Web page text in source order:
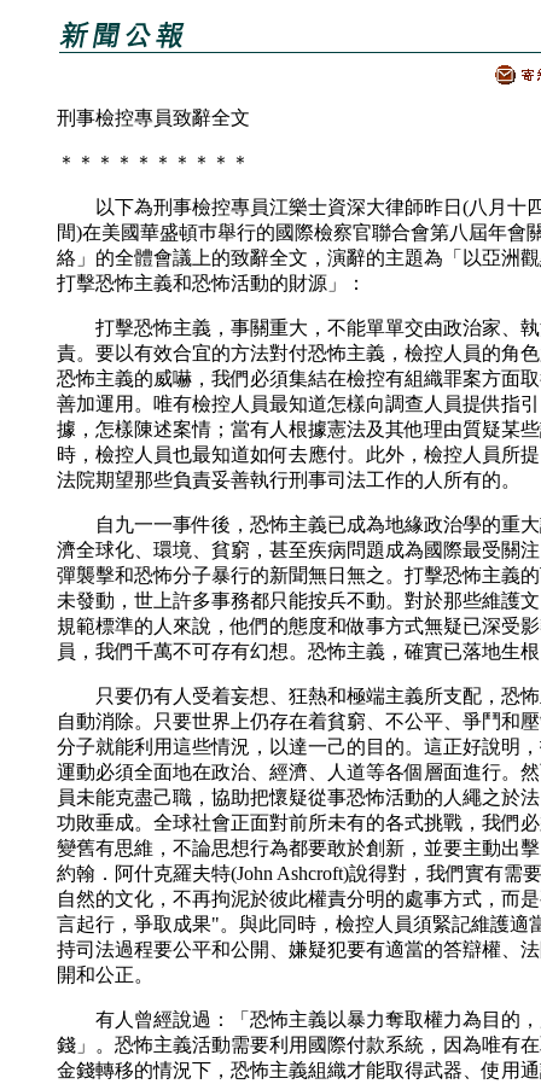
刑事檢控專員致辭全文
＊＊＊＊＊＊＊＊＊＊
以下為刑事檢控專員江樂士資深大律師昨日(八月十
間)在美國華盛頓巿舉行的國際檢察官聯合會第八屆年會
絡」的全體會議上的致辭全文，演辭的主題為「以亞洲
打擊恐怖主義和恐怖活動的財源」：
打擊恐怖主義，事關重大，不能單單交由政治家、執
責。要以有效合宜的方法對付恐怖主義，檢控人員的角
恐怖主義的威嚇，我們必須集結在檢控有組織罪案方面
善加運用。唯有檢控人員最知道怎樣向調查人員提供指
據，怎樣陳述案情；當有人根據憲法及其他理由質疑某
時，檢控人員也最知道如何去應付。此外，檢控人員所
法院期望那些負責妥善執行刑事司法工作的人所有的。
自九一一事件後，恐怖主義已成為地緣政治學的重大
濟全球化、環境、貧窮，甚至疾病問題成為國際最受關
彈襲擊和恐怖分子暴行的新聞無日無之。打擊恐怖主義
未發動，世上許多事務都只能按兵不動。對於那些維護
規範標準的人來說，他們的態度和做事方式無疑已深受
員，我們千萬不可存有幻想。恐怖主義，確實已落地生
只要仍有人受着妄想、狂熱和極端主義所支配，恐怖
自動消除。只要世界上仍存在着貧窮、不公平、爭鬥和
分子就能利用這些情況，以達一己的目的。這正好說明
運動必須全面地在政治、經濟、人道等各個層面進行。
員未能克盡己職，協助把懷疑從事恐怖活動的人繩之於
功敗垂成。全球社會正面對前所未有的各式挑戰，我們
變舊有思維，不論思想行為都要敢於創新，並要主動出
約翰．阿什克羅夫特(John Ashcroft)說得對，我們實有需
自然的文化，不再拘泥於彼此權責分明的處事方式，而
言起行，爭取成果"。與此同時，檢控人員須緊記維護適
持司法過程要公平和公開、嫌疑犯要有適當的答辯權、
開和公正。
有人曾經說過：「恐怖主義以暴力奪取權力為目的，
錢」。恐怖主義活動需要利用國際付款系統，因為唯有
金錢轉移的情況下，恐怖主義組織才能取得武器、使用